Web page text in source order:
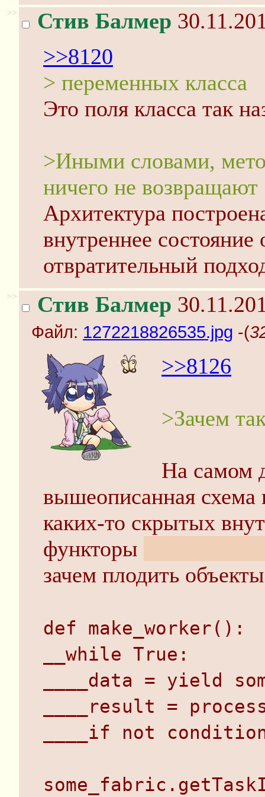
>> Стив Балмер
>>8120
> переменных класса
Это поля класса так
>Иными словами,
ничего не возвращают
Архитектура
внутреннее состояние
отвратительный
>> Стив Балмер
Файл: 1272218826535.jpg -(
>>8126
>Зачем
На самом
вышеописанная схема
каких-то скрытых
функторы
зачем плодить
def make_worker():
__while True:
____data = yield
____result =
____if not